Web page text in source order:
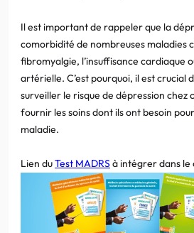
Il est important de rappeler que la
comorbidité de nombreuses maladies
fibromyalgie, l’insuffisance cardiaque
artérielle. C’est pourquoi, il est crucial
surveiller le risque de dépression chez
fournir les soins dont ils ont besoin
maladie.
Lien duTest MADRSà intégrer dans le